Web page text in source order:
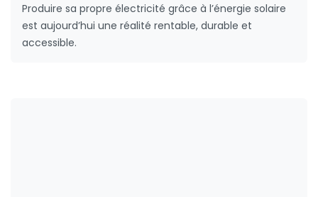
Produire sa propre électricité grâce à l’énergie solaire
est aujourd’hui une réalité rentable, durable et
accessible.